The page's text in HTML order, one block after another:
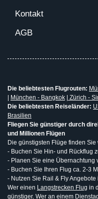
Kontakt
AGB
Die beliebtesten Flugrouten:
München - Bangkok
Zürich -
Die beliebtesten Reiseländer:
Brasilien
Fliegen Sie günstiger durch
und Millionen Flügen
Die günstigsten Flüge finden
- Buchen Sie Hin- und Rückflug
- Planen Sie eine Übernachtung
- Buchen Sie Ihren Flug ca. 2-3
- Nutzen Sie Rail & Fly
Wer einen Langstrecken Flug in
günstiger. Wer an einem